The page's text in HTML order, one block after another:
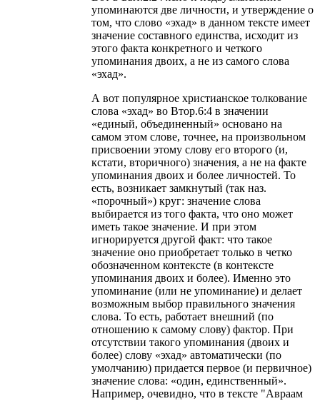
упоминаются две личности, и утверждение о
том, что слово «эхад» в данном тексте имеет
значение составного единства, исходит из
этого факта конкретного и четкого
упоминания двоих, а не из самого слова
«эхад».
А вот популярное христианское толкование
слова «эхад» во Втор.6:4 в значении
«единый, объединенный» основано на
самом этом слове, точнее, на произвольном
присвоении этому слову его второго (и,
кстати, вторичного) значения, а не на факте
упоминания двоих и более личностей. То
есть, возникает замкнутый (так наз.
«порочный») круг: значение слова
выбирается из того факта, что оно может
иметь такое значение. И при этом
игнорируется другой факт: что такое
значение оно приобретает только в четко
обозначенном контексте (в контексте
упоминания двоих и более). Именно это
упоминание (или не упоминание) и делает
возможным выбор правильного значения
слова. То есть, работает внешний (по
отношению к самому слову) фактор. При
отсутствии такого упоминания (двоих и
более) слову «эхад» автоматически (по
умолчанию) придается первое (и первичное)
значение слова: «один, единственный».
Например, очевидно, что в тексте "Авраам